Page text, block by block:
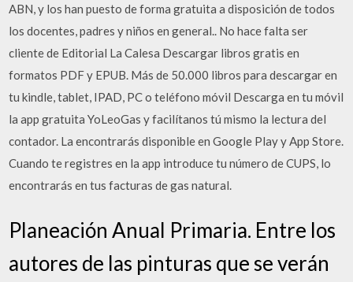
ABN, y los han puesto de forma gratuita a disposición de todos
los docentes, padres y niños en general.. No hace falta ser
cliente de Editorial La Calesa Descargar libros gratis en
formatos PDF y EPUB. Más de 50.000 libros para descargar en
tu kindle, tablet, IPAD, PC o teléfono móvil Descarga en tu móvil
la app gratuita YoLeoGas y facilítanos tú mismo la lectura del
contador. La encontrarás disponible en Google Play y App Store.
Cuando te registres en la app introduce tu número de CUPS, lo
encontrarás en tus facturas de gas natural.
Planeación Anual Primaria. Entre los
autores de las pinturas que se verán